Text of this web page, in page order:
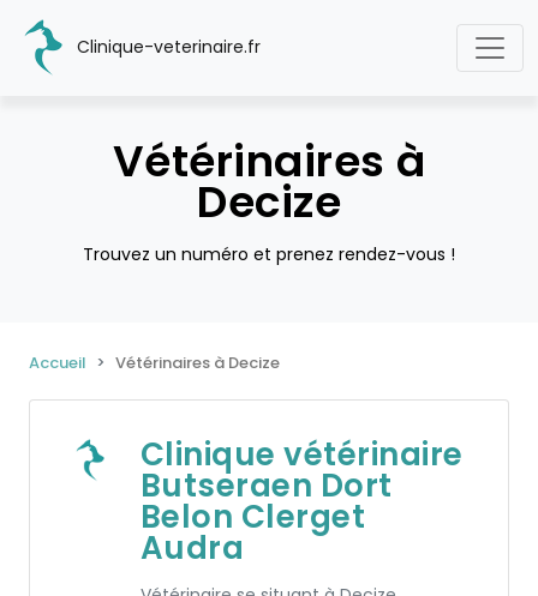
Clinique-veterinaire.fr
Vétérinaires à
Decize
Trouvez un numéro et prenez rendez-vous !
Accueil Vétérinaires à Decize
Clinique vétérinaire
Butseraen Dort
Belon Clerget
Audra